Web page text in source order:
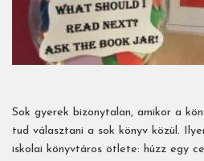
Sok gyerek bizonytalan, amikor a
tud választani a sok könyv közül.
iskolai könyvtáros ötlete: húzz egy